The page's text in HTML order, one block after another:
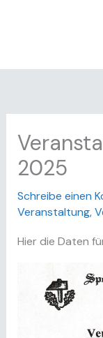
2025
Schreibe einen
Veranstaltung,
Hier die Daten